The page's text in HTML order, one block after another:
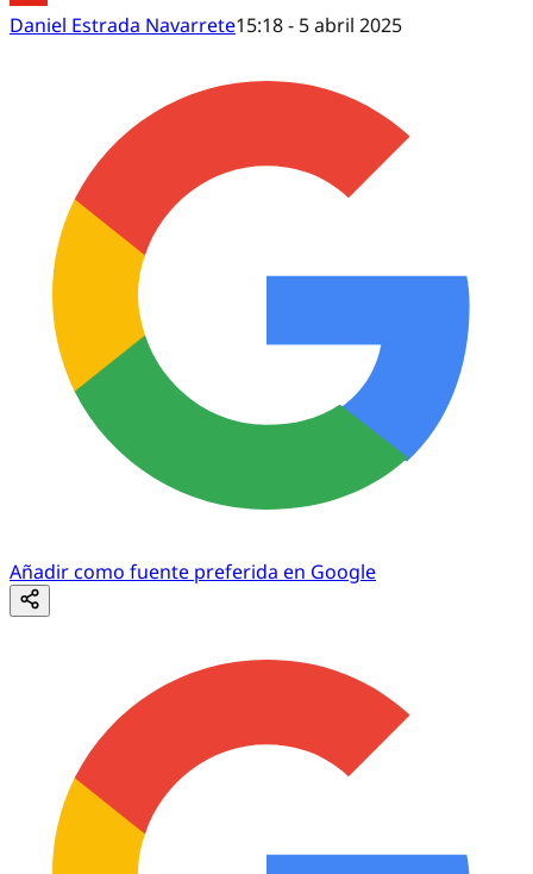
Daniel Estrada Navarrete15:18 - 5 abril 2025
Añadir como fuente preferida en Google